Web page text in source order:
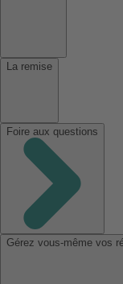
La remise
Foire aux questions
Gérez vous-même vos